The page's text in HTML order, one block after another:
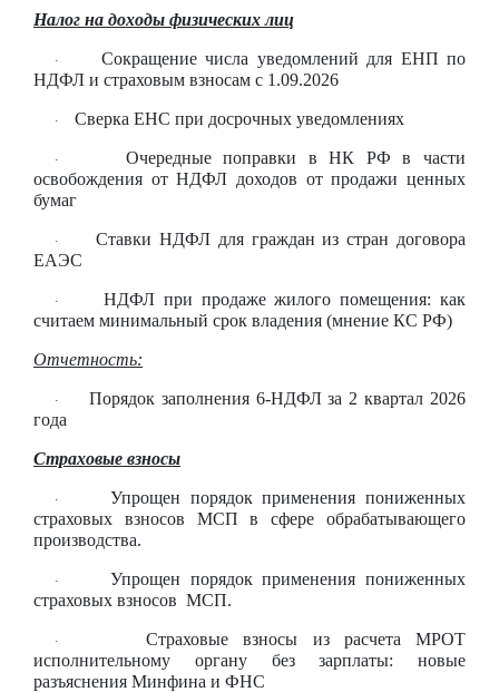
Налог на доходы физических лиц
·
Сокращение числа уведомлений для ЕНП по
НДФЛ и страховым взносам с 1.09.2026
· Сверка ЕНС при досрочных уведомлениях
·
Очередные поправки в НК РФ в части
освобождения от НДФЛ доходов от продажи ценных
бумаг
·
Ставки НДФЛ для граждан из стран договора
ЕАЭС
·
НДФЛ при продаже жилого помещения: как
считаем минимальный срок владения (мнение КС РФ)
Отчетность:
·
Порядок заполнения 6-НДФЛ за 2 квартал 2026
года
Страховые взносы
·
Упрощен порядок применения пониженных
страховых взносов МСП в сфере обрабатывающего
производства.
·
Упрощен порядок применения пониженных
страховых взносов МСП.
·
Страховые взносы из расчета МРОТ
исполнительному органу без зарплаты: новые
разъяснения Минфина и ФНС